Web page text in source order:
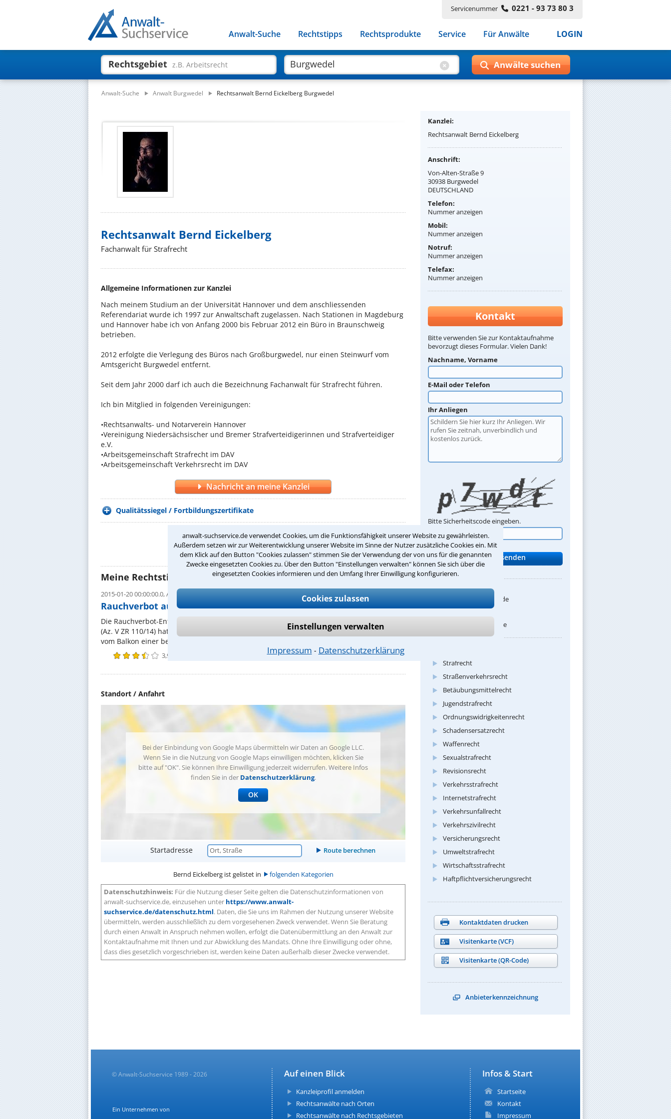
anwalt-suchservice.de verwendet Cookies, um die Funktionsfähigkeit unserer Website zu gewährleisten.
Außerdem setzen wir zur Weiterentwicklung unserer Website im Sinne der Nutzer zusätzliche Cookies ein. Mit
dem Klick auf den Button "Cookies zulassen" stimmen Sie der Verwendung der von uns für die genannten
Zwecke eingesetzten Cookies zu. Über den Button "Einstellungen verwalten" können Sie sich über die
eingesetzten Cookies informieren und den Umfang Ihrer Einwilligung konfigurieren.
Cookies zulassen
Einstellungen verwalten
Impressum ⁃ Datenschutzerklärung
Servicenummer 0221 - 93 73 80 3
Anwalt-Suche Rechtstipps Rechtsprodukte Service Für Anwälte LOGIN
Rechtsgebiet z.B. Arbeitsrecht
Anwalt-Suche Anwalt Burgwedel Rechtsanwalt Bernd Eickelberg Burgwedel
Rechtsanwalt Bernd Eickelberg
Fachanwalt für Strafrecht
Allgemeine Informationen zur Kanzlei
Nach meinem Studium an der Universität Hannover und dem anschliessenden
Referendariat wurde ich 1997 zur Anwaltschaft zugelassen. Nach Stationen in Magdeburg
und Hannover habe ich von Anfang 2000 bis Februar 2012 ein Büro in Braunschweig
betrieben.
2012 erfolgte die Verlegung des Büros nach Großburgwedel, nur einen Steinwurf vom
Amtsgericht Burgwedel entfernt.
Seit dem Jahr 2000 darf ich auch die Bezeichnung Fachanwalt für Strafrecht führen.
Ich bin Mitglied in folgenden Vereinigungen:
•Rechtsanwalts- und Notarverein Hannover
•Vereinigung Niedersächsischer und Bremer Strafverteidigerinnen und Strafverteidiger
e.V.
•Arbeitsgemeinschaft Strafrecht im DAV
•Arbeitsgemeinschaft Verkehrsrecht im DAV
Nachricht an meine Kanzlei
Qualitätssiegel / Fortbildungszertifikate
Diesen Anwalt bewerten
Meine Rechtstipps
2015-01-20 00:00:00.0,Autor Bernd Eickelberg
Rauchverbot auf dem Balkon?
Die Rauchverbot-Entscheidung des BGH und ihre Folgen. Mit Urteil vom 16. Januar 2015
(Az. V ZR 110/14) hat der Bundesgerichtshof entschieden, dass auch Zigarettenrauch, der
vom Balkon einer benachbarten Wohnung in eine andere Wohnung hineinzieht, ...
3,9
Standort / Anfahrt
Bei der Einbindung von Google Maps übermitteln wir Daten an Google LLC.
Wenn Sie in die Nutzung von Google Maps einwilligen möchten, klicken Sie
bitte auf "OK". Sie können Ihre Einwilligung jederzeit widerrufen. Weitere Infos
finden Sie in der Datenschutzerklärung.
OK
Startadresse
Bernd Eickelberg ist gelistet in folgenden Kategorien
Datenschutzhinweis: Für die Nutzung dieser Seite gelten die Datenschutzinformationen von
anwalt-suchservice.de, einzusehen unter https://www.anwalt-
suchservice.de/datenschutz.html. Daten, die Sie uns im Rahmen der Nutzung unserer Website
übermitteln, werden ausschließlich zu dem vorgesehenen Zweck verwendet. Wenn Sie Beratung
durch einen Anwalt in Anspruch nehmen wollen, erfolgt die Datenübermittlung an den Anwalt zur
Kontaktaufnahme mit Ihnen und zur Abwicklung des Mandats. Ohne Ihre Einwilligung oder ohne,
dass dies gesetzlich vorgeschrieben ist, werden keine Daten außerhalb dieser Zwecke verwendet.
Kanzlei:
Rechtsanwalt Bernd Eickelberg
Anschrift:
Von-Alten-Straße 9
30938 Burgwedel
DEUTSCHLAND
Telefon:
Nummer anzeigen
Mobil:
Nummer anzeigen
Notruf:
Nummer anzeigen
Telefax:
Nummer anzeigen
Kontakt
Bitte verwenden Sie zur Kontaktaufnahme
bevorzugt dieses Formular. Vielen Dank!
Nachname, Vorname
E-Mail oder Telefon
Ihr Anliegen
Bitte Sicherheitscode eingeben.
E-Mail:
mail@anwalt-burgwedel.de
Internet:
www.anwalt-burgwedel.de
Strafrecht
Straßenverkehrsrecht
Betäubungsmittelrecht
Jugendstrafrecht
Ordnungswidrigkeitenrecht
Schadensersatzrecht
Waffenrecht
Sexualstrafrecht
Revisionsrecht
Verkehrsstrafrecht
Internetstrafrecht
Verkehrsunfallrecht
Verkehrszivilrecht
Versicherungsrecht
Umweltstrafrecht
Wirtschaftsstrafrecht
Haftpflichtversicherungsrecht
Kontaktdaten drucken
Visitenkarte (VCF)
Visitenkarte (QR-Code)
Anbieterkennzeichnung
Infos & Start
Startseite
Kontakt
Impressum
Auf einen Blick
Kanzleiprofil anmelden
Rechtsanwälte nach Orten
Rechtsanwälte nach Rechtsgebieten
© Anwalt-Suchservice 1989 - 2026
Ein Unternehmen von